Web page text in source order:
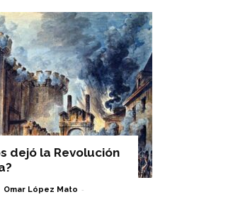
dejó la Revolución
Omar López Mato -